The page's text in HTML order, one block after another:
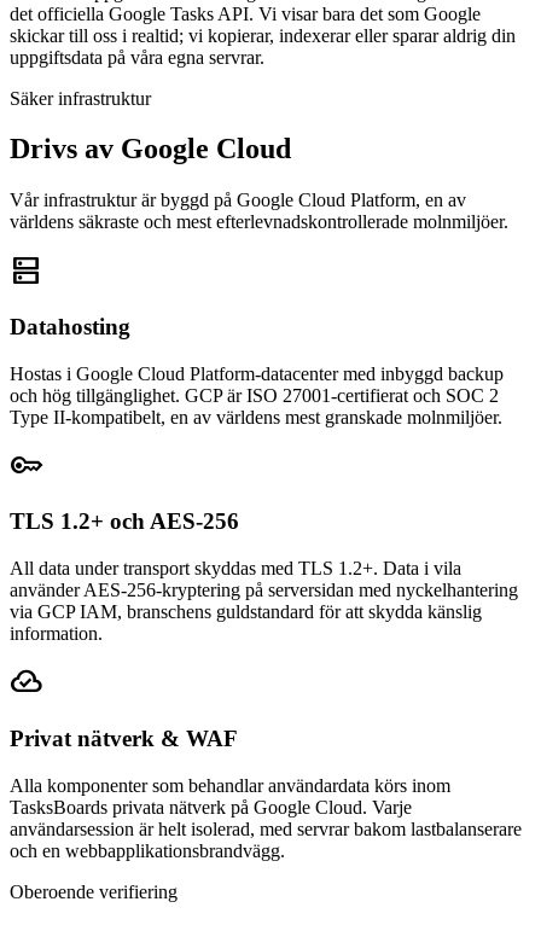
det officiella Google Tasks API. Vi visar bara det som Google
skickar till oss i realtid; vi kopierar, indexerar eller sparar aldrig din
uppgiftsdata på våra egna servrar.
Säker infrastruktur
Drivs av Google Cloud
Vår infrastruktur är byggd på Google Cloud Platform, en av
världens säkraste och mest efterlevnadskontrollerade molnmiljöer.
dns
Datahosting
Hostas i Google Cloud Platform-datacenter med inbyggd backup
och hög tillgänglighet. GCP är ISO 27001-certifierat och SOC 2
Type II-kompatibelt, en av världens mest granskade molnmiljöer.
key
TLS 1.2+ och AES-256
All data under transport skyddas med TLS 1.2+. Data i vila
använder AES-256-kryptering på serversidan med nyckelhantering
via GCP IAM, branschens guldstandard för att skydda känslig
information.
cloud_done
Privat nätverk & WAF
Alla komponenter som behandlar användardata körs inom
TasksBoards privata nätverk på Google Cloud. Varje
användarsession är helt isolerad, med servrar bakom lastbalanserare
och en webbapplikationsbrandvägg.
Oberoende verifiering